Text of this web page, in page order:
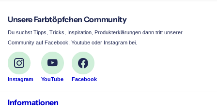
Informationen
Unsere Farbtöpfchen Community
Du suchst Tipps, Tricks, Inspiration, Produkterklärungen dann tritt unserer
Community auf Facebook, Youtube oder Instagram bei.
Instagram YouTube Facebook